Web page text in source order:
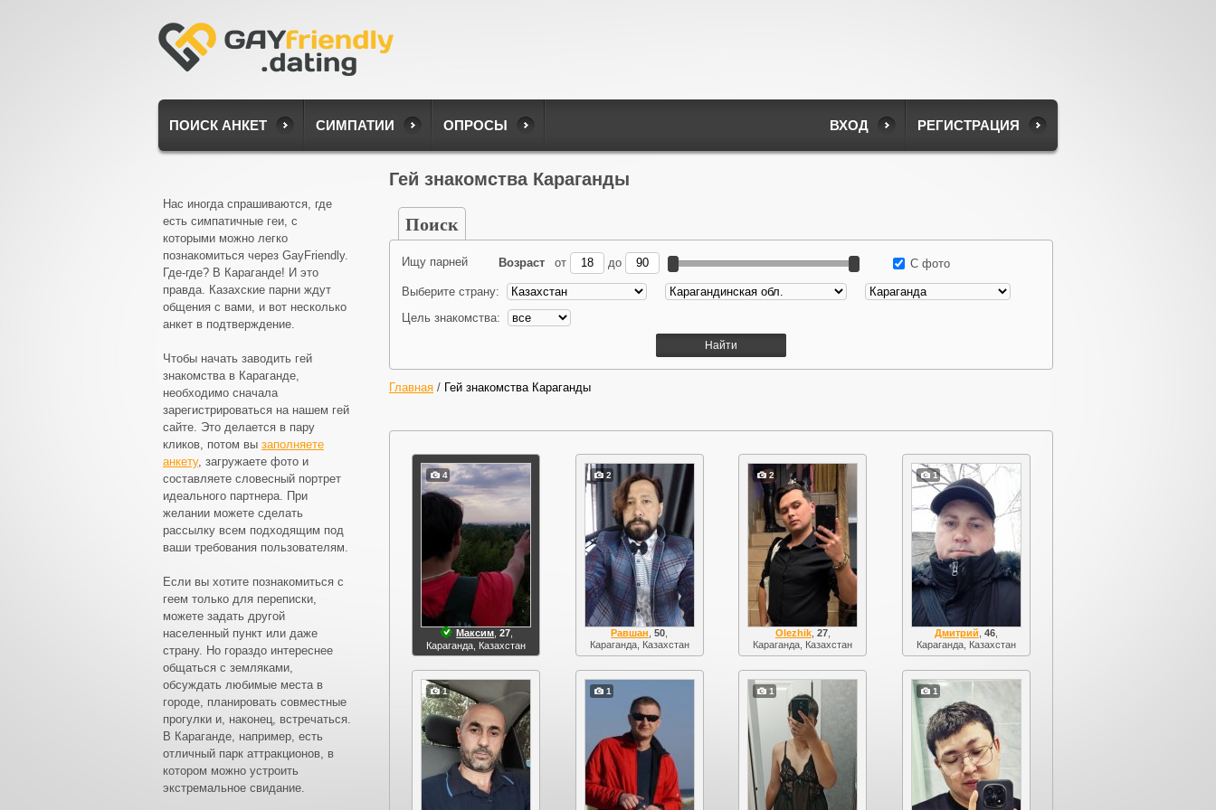
ПОИСК АНКЕТ СИМПАТИИ ОПРОСЫ РЕГИСТРАЦИЯ
ВХОД
Нас иногда спрашиваются, где
есть симпатичные геи, с
которыми можно легко
познакомиться через GayFriendly.
Где-где? В Караганде! И это
правда. Казахские парни ждут
общения с вами, и вот несколько
анкет в подтверждение.
Чтобы начать заводить гей
знакомства в Караганде,
необходимо сначала
зарегистрироваться на нашем гей
сайте. Это делается в пару
кликов, потом вы заполняете
анкету, загружаете фото и
составляете словесный портрет
идеального партнера. При
желании можете сделать
рассылку всем подходящим под
ваши требования пользователям.
Если вы хотите познакомиться с
геем только для переписки,
можете задать другой
населенный пункт или даже
страну. Но гораздо интереснее
общаться с земляками,
обсуждать любимые места в
городе, планировать совместные
прогулки и, наконец, встречаться.
В Караганде, например, есть
отличный парк аттракционов, в
котором можно устроить
экстремальное свидание.
Гей знакомства Караганды
Поиск
Ищу парней Возраст от до С фото
Выберите страну:
Цель знакомства:
Главная / Гей знакомства Караганды
4
Максим ,27
Караганда, Казахстан
2
Равшан ,50
Караганда, Казахстан
2
Olezhik, 27,
Караганда, Казахстан
1
Дмитрий 46,
Караганда, Казахстан
1 1 1 1